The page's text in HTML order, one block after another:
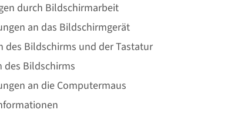
durch Bildschirmarbeit
an das Bildschirmgerät
des Bildschirms und der Tastatur
des Bildschirms
an die Computermaus